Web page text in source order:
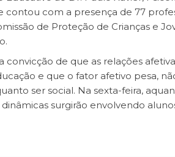
com a presença de 77
de Proteção de Crianças e
de que as relações
e que o fator afetivo pesa,
ser social. Na sexta-feira,
surgirão envolvendo